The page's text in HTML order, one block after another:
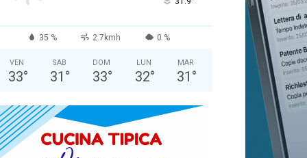
35 % 2.7kmh 0 %
VEN
33°
SAB
31 °
DOM
33°
LUN
32°
MAR
31 °